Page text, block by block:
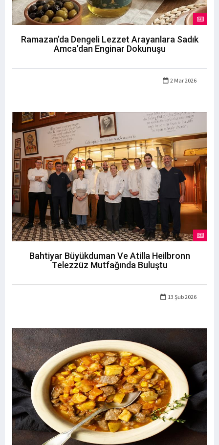
Ramazan’da Dengeli Lezzet Arayanlara Sadık
Amca’dan Enginar Dokunuşu
2 Mar 2026
Bahtiyar Büyükduman Ve Atilla Heilbronn
Telezzüz Mutfağında Buluştu
13 Şub 2026